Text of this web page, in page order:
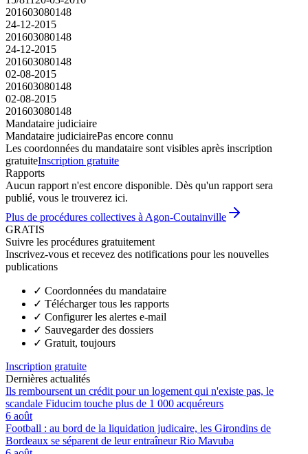
201603080148
24-12-2015
201603080148
24-12-2015
201603080148
02-08-2015
201603080148
02-08-2015
201603080148
Mandataire judiciaire
Mandataire judiciairePas encore connu
Les coordonnées du mandataire sont visibles après inscription
gratuiteInscription gratuite
Rapports
Aucun rapport n'est encore disponible. Dès qu'un rapport sera
publié, vous le trouverez ici.
Plus de procédures collectives à Agon-Coutainville
GRATIS
Suivre les procédures gratuitement
Inscrivez-vous et recevez des notifications pour les nouvelles
publications
✓ Coordonnées du mandataire
✓ Télécharger tous les rapports
✓ Configurer les alertes e-mail
✓ Sauvegarder des dossiers
✓ Gratuit, toujours
Inscription gratuite
Dernières actualités
Ils remboursent un crédit pour un logement qui n'existe pas, le
scandale Fiducim touche plus de 1 000 acquéreurs
6 août
Football : au bord de la liquidation judicaire, les Girondins de
Bordeaux se séparent de leur entraîneur Rio Mavuba